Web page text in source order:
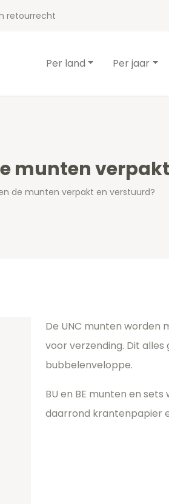
retourrecht
Per land Per jaar
munten
de munten verpakt en verstuurd?
De UNC munten worden
voor verzending. Dit
bubbelenveloppe.
BU en BE munten en
daarrond krantenpapier